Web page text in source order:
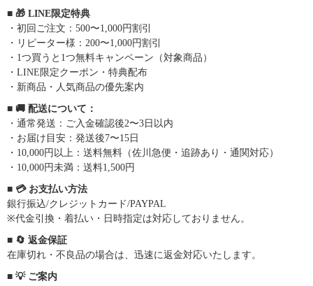
■ 🎁 LINE限定特典
・初回ご注文：500〜1,000円割引
・リピーター様：200〜1,000円割引
・1つ買うと1つ無料キャンペーン（対象商品）
・LINE限定クーポン・特典配布
・新商品・人気商品の優先案内
■ 🚚 配送について：
・通常発送：ご入金確認後2〜3日以内
・お届け目安：発送後7〜15日
・10,000円以上：送料無料（佐川急便・追跡あり・通関対応）
・10,000円未満：送料1,500円
■ 💳 お支払い方法
銀行振込/クレジットカード/PAYPAL
※代金引換・着払い・日時指定は対応しておりません。
■ 🔄 返金保証
在庫切れ・不良品の場合は、迅速に返金対応いたします。
■ 💡 ご案内